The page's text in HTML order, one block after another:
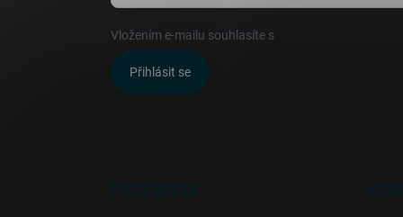
Vložením e-mailu souhlasíte s
Přihlásit se